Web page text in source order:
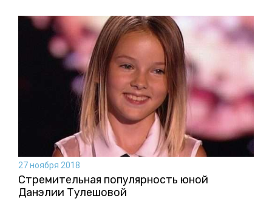
27 ноября 2018
Стремительная популярность юной
Данэлии Тулешовой